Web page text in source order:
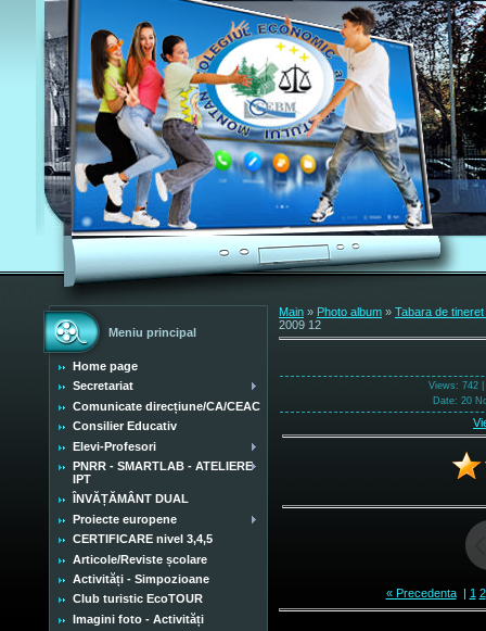
Meniu principal
Home page
Secretariat
Comunicate direcțiune/CA/CEAC
Consilier Educativ
Elevi-Profesori
PNRR - SMARTLAB - ATELIERE
IPT
ÎNVĂȚĂMÂNT DUAL
Proiecte europene
CERTIFICARE nivel 3,4,5
Articole/Reviste școlare
Activități - Simpozioane
Club turistic EcoTOUR
Imagini foto - Activități
Main » Photo album » Tabara de
2009 12
Views: 742 |
Date: 20
« Precedenta| 1 2